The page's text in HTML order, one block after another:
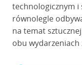
technologicznym i
równolegle
na temat
obu wydarzeniach